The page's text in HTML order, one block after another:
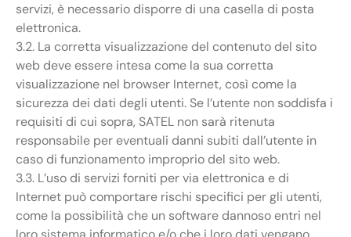
servizi, è necessario disporre di una casella di posta
elettronica.
3.2. La corretta visualizzazione del contenuto del sito
web deve essere intesa come la sua corretta
visualizzazione nel browser Internet, così come la
sicurezza dei dati degli utenti. Se l’utente non soddisfa i
requisiti di cui sopra, SATEL non sarà ritenuta
responsabile per eventuali danni subiti dall’utente in
caso di funzionamento improprio del sito web.
3.3. L’uso di servizi forniti per via elettronica e di
Internet può comportare rischi specifici per gli utenti,
come la possibilità che un software dannoso entri nel